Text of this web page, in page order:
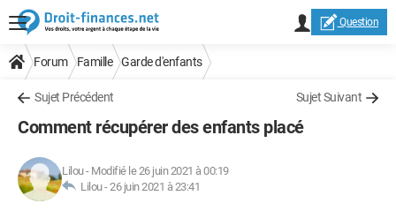
Question
Forum Famille Garde d'enfants
Sujet Précédent Sujet Suivant
Comment récupérer des enfants placé
Lilou- Modifié le 26 juin 2021 à 00:19
Lilou -26 juin 2021 à 23:41